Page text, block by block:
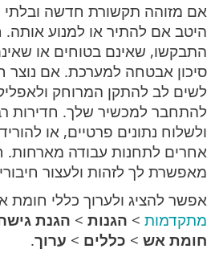
אם מזוהה תקשורת חדשה ובלתי
היטב אם להתיר או למנוע אותה.
התבקשו, שאינם בטוחים או
סיכון אבטחה למערכת. אם נוצר
לשים לב להתקן המרוחק
להתחבר למכשיר שלך. חדירות
ולשלוח נתונים פרטיים, או להוריד
אחרים לתחנות עבודה
מאפשרת לך לזהות ולעצור
אפשר להציג ולערוך כללי חומת
מתקדמות > הגנות > הגנת
חומת אש > כללים > ערוך.